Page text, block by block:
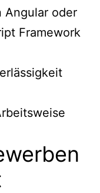
Angular oder
Framework